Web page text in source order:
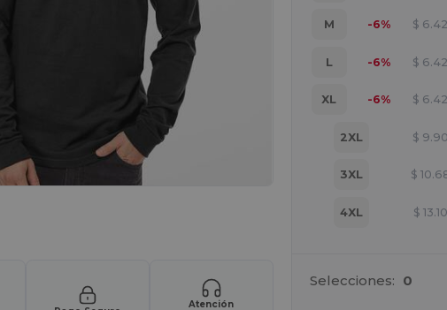
Atención
M -6% $ 6.42
L -6% $ 6.42
XL -6% $ 6.42
2XL $ 9.90
3XL $
4XL $ 13.10
Selecciones: 0